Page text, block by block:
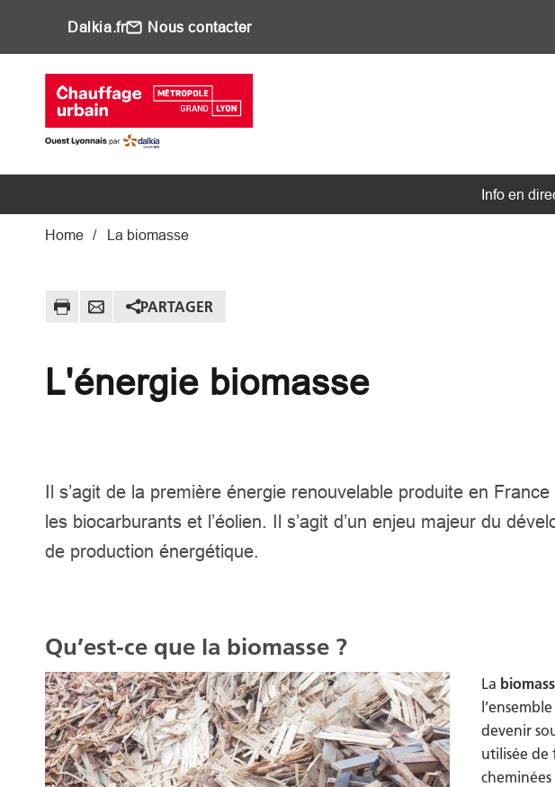
Dalkia.fr Nous contacter
Info en
Fil d'Ariane
Home La biomasse
PARTAGER
L'énergie biomasse
Il s’agit de la première énergie renouvelable produite en France
les biocarburants et l’éolien. Il s’agit d’un enjeu majeur du
de production énergétique.
Qu’est-ce que la biomasse ?
La
devenir
utilisée de